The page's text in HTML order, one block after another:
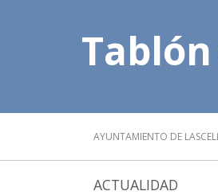
AYUNTAMIENTO DE
ACTUALIDAD